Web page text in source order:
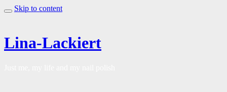
Skip to content
Lina-Lackiert